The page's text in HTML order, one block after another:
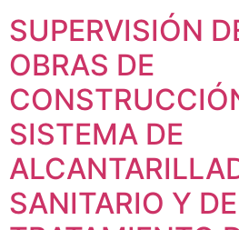
SUPERVISIÓN
OBRAS DE
SISTEMA DE
SANITARIO Y DE